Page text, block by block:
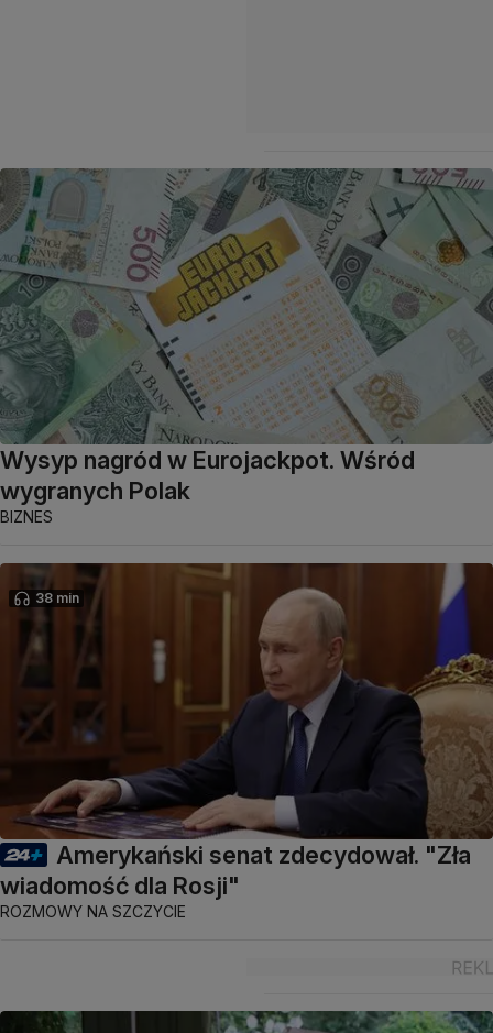
Wysyp nagród w Eurojackpot. Wśród
wygranych Polak
BIZNES
38 min
Amerykański senat zdecydował. "Zła
wiadomość dla Rosji"
ROZMOWY NA SZCZYCIE